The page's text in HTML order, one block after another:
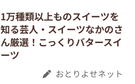
1万種類以上ものスイーツを
知る芸人・スイーツなかのさ
ん厳選！こっくりバタースイ
ーツ
おとりよせネット